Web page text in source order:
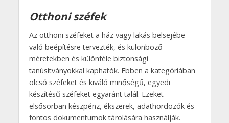
Otthoni széfek
Az otthoni széfeket a ház vagy lakás belsejébe
való beépítésre tervezték, és különböző
méretekben és különféle biztonsági
tanúsítványokkal kaphatók. Ebben a kategóriában
olcsó széfeket és kiváló minőségű, egyedi
készítésű széfeket egyaránt talál. Ezeket
elsősorban készpénz, ékszerek, adathordozók és
fontos dokumentumok tárolására használják.